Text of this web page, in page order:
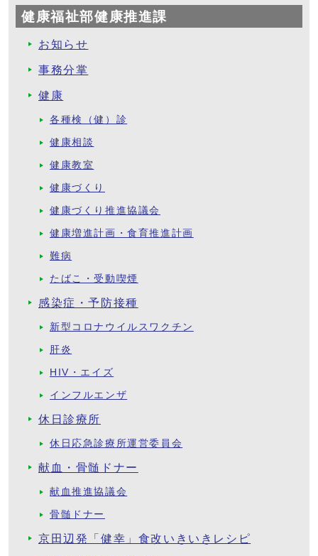
健康福祉部健康推進課
お知らせ
事務分掌
健康
各種検（健）診
健康相談
健康教室
健康づくり
健康づくり推進協議会
健康増進計画・食育推進計画
難病
たばこ・受動喫煙
感染症・予防接種
新型コロナウイルスワクチン
肝炎
HIV・エイズ
インフルエンザ
休日診療所
休日応急診療所運営委員会
献血・骨髄ドナー
献血推進協議会
骨髄ドナー
京田辺発「健幸」食改いきいきレシピ